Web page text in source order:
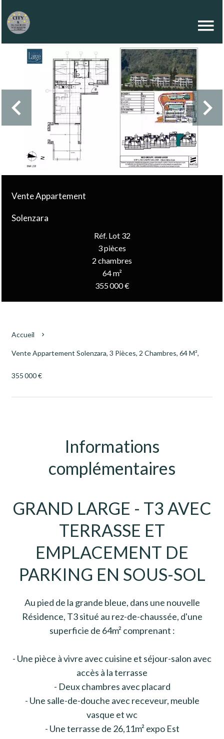
Vente Appartement
Solenzara
Réf. Lot 32
3 pièces
2 chambres
64 m²
355 000 €
Accueil
Vente Appartement Solenzara, 3 Pièces, 2 Chambres, 64 M²,
355 000 €
Informations
complémentaires
GRAND LARGE - T3 AVEC
TERRASSE ET
EMPLACEMENT DE
PARKING EN SOUS-SOL
Au pied de la grande bleue, dans une nouvelle
Résidence, T3 situé au rez-de-chaussée, d'une
superficie de 64m² comprenant :
- Une pièce à vivre avec cuisine et séjour-salon avec
accès à la terrasse
- Deux chambres avec placard
- Une salle-de-douche avec receveur, meuble
vasque et wc
- Une terrasse de 26,11m² expo Est